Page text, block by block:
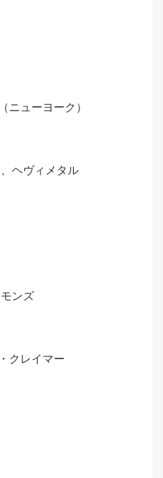
ニューヨーク）
ヘヴィメタル
ンズ
クレイマー